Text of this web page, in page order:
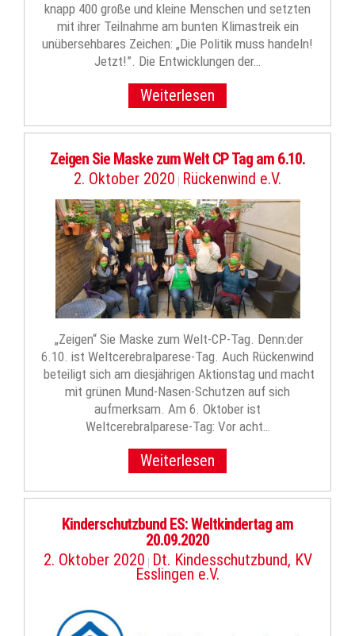
knapp 400 große und kleine Menschen und setzten
mit ihrer Teilnahme am bunten Klimastreik ein
unübersehbares Zeichen: „Die Politik muss handeln!
Jetzt!”. Die Entwicklungen der…
Weiterlesen
Zeigen Sie Maske zum Welt CP Tag am 6.10.
2. Oktober 2020 | Rückenwind e.V.
„Zeigen“ Sie Maske zum Welt-CP-Tag. Denn:der
6.10. ist Weltcerebralparese-Tag. Auch Rückenwind
beteiligt sich am diesjährigen Aktionstag und macht
mit grünen Mund-Nasen-Schutzen auf sich
aufmerksam. Am 6. Oktober ist
Weltcerebralparese-Tag: Vor acht…
Weiterlesen
Kinderschutzbund ES: Weltkindertag am
20.09.2020
2. Oktober 2020 | Dt. Kindesschutzbund, KV
Esslingen e.V.